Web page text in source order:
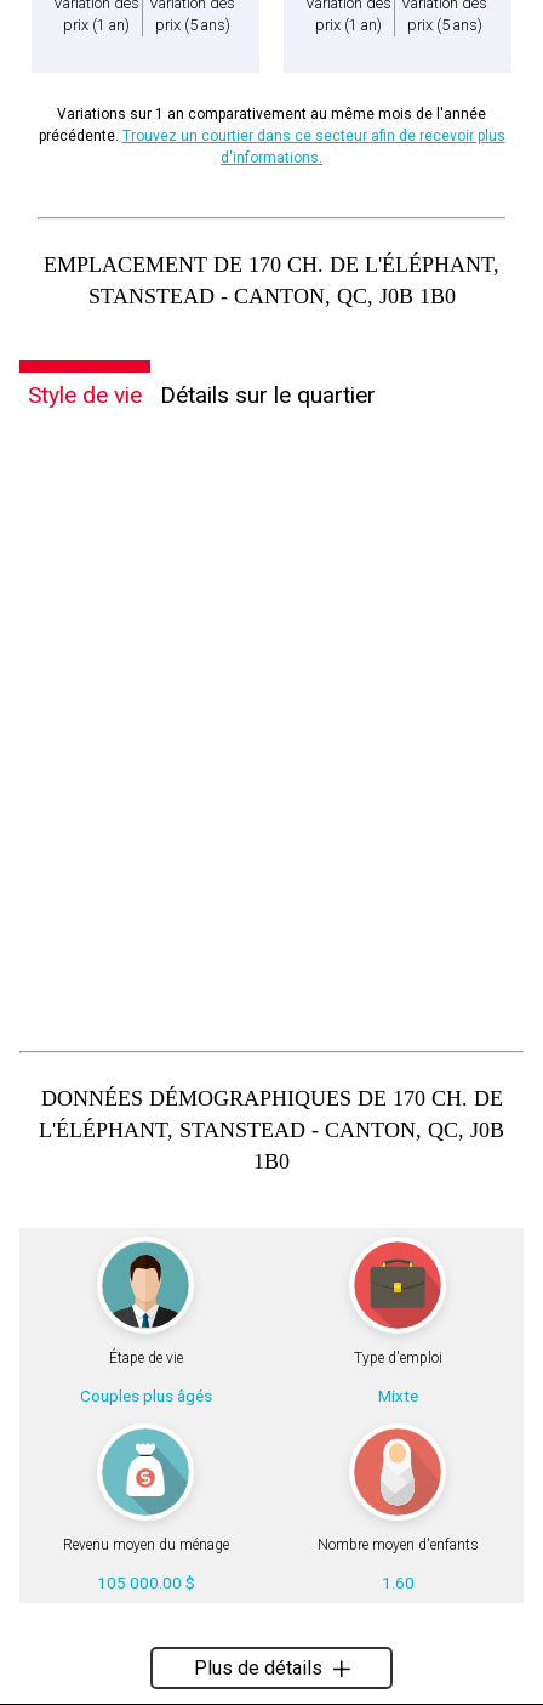
prix (1 an)
prix (5 ans)
prix (1 an)
prix (5 ans)
Variations sur 1 an comparativement au même mois de l'année
précédente. Trouvez un courtier dans ce secteur afin de recevoir plus
d'informations.
EMPLACEMENT DE 170 CH. DE L'ÉLÉPHANT,
STANSTEAD - CANTON, QC, J0B 1B0
Style de vie Détails sur le quartier
DONNÉES DÉMOGRAPHIQUES DE 170 CH. DE
L'ÉLÉPHANT, STANSTEAD - CANTON, QC, J0B
1B0
Étape de vie
Couples plus âgés
Type d'emploi
Mixte
Revenu moyen du ménage
105 000.00 $
Nombre moyen d'enfants
1.60
Plus de détails